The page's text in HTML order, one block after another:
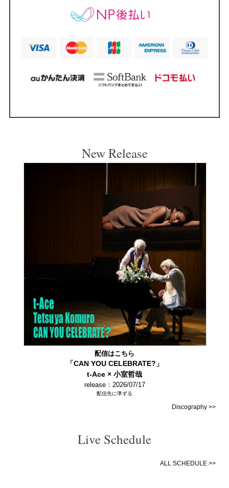
New Release
配信はこちら
「CAN YOU CELEBRATE?」
t-Ace × 小室哲哉
release：2026/07/17
配信先に準ずる
Discography >>
Live Schedule
ALL SCHEDULE >>